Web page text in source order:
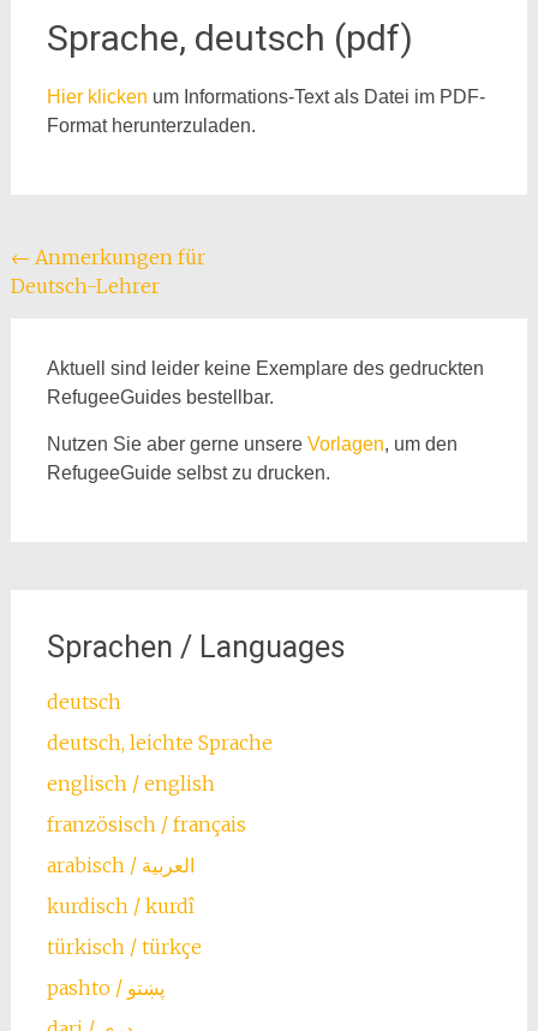
Sprache, deutsch (pdf)
Hier klicken um Informations-Text als Datei im PDF-
Format herunterzuladen.
Beitragsnavigation
← Anmerkungen für
Deutsch-Lehrer
Aktuell sind leider keine Exemplare des gedruckten
RefugeeGuides bestellbar.
Nutzen Sie aber gerne unsere Vorlagen, um den
RefugeeGuide selbst zu drucken.
Sprachen / Languages
deutsch
deutsch, leichte Sprache
englisch / english
französisch / français
arabisch / العربية
kurdisch / kurdî
türkisch / türkçe